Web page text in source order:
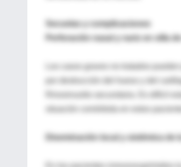
Secuelas y complicaciones
Perforación nasal y nariz en silla de
por destrucción del hueso y del
Diseminación local y sistémica de